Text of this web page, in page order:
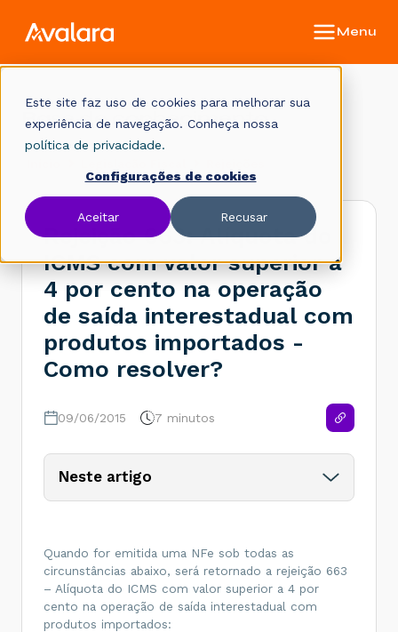
Este site faz uso de cookies para melhorar sua
experiência de navegação. Conheça nossa
política de privacidade.
Configurações de cookies
Aceitar Recusar
Base de conhecimento
Rejeição 663: Alíquota do
ICMS com valor superior a
4 por cento na operação
de saída interestadual com
produtos importados -
Como resolver?
09/06/2015 7 minutos
Neste artigo
Quando for emitida uma NFe sob todas as
circunstâncias abaixo, será retornado a rejeição 663
– Alíquota do ICMS com valor superior a 4 por
cento na operação de saída interestadual com
produtos importados: